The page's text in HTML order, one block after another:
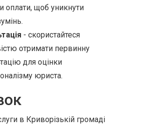
оплати, щоб уникнути
- скористайтеся
отримати первинну
для оцінки
юриста.
в Криворізькій громаді